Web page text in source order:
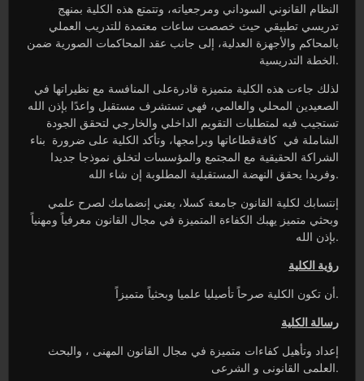
النظام القانوني السوداني ومرجعياته، وتتمتع هذه الكلية بمنهج
تدريسي تطبيقي حيث خصصت ساعات معتمدة للتدريب العملي
بالمحاكم والأجهزة العدلية، إلى جانب عقد المحاكمات الصورية ضمن
الخطة التدريسية.
لذلك جاءت هذه الكلية متميزة قادرةعلى المنافسة مع نظيراتها في
الصعيدين المحلي والعالمي، فهي تستشرف مستقبل واعدًا بإذن الله
تستجيب فيه لمتطلبات التقويم الداخلي والخارجي لتحقق الجودة
الشاملة في كافةقطاعاتها وبرامجها، وتأكد الكلية على ضرورة بناء
الشراكة الحقيقية مع المجتمع والمؤسسات لتخلق نموذجا جديدا
وفريدا يحقق النهضة المستقبلية المطلوبة إن شاء الله.
إنتسابك لكلية القانون جامعة كسلا، يعني إنضمامك لصرح علمي
وبحثي متميز يهبك الكفاءة المتميزة في مجال القانون معرفياً ومهنياً
بإذن الله.
رؤية الكلية
أن تكون الكلية صرحاً تأصيليا علميا وبحثياً متميزاً.
رسالة الكلية
إعداد وتأهيل كفاءات متميزة في مجال القانون المهنى ، والبحث
العلمى القانونى و الشرعى.